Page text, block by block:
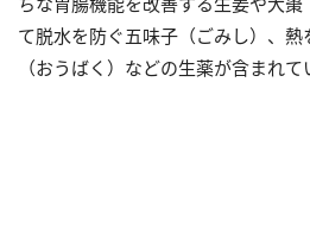
て脱水を防ぐ五味子（ごみし）、
（おうばく）などの生薬が含まれて